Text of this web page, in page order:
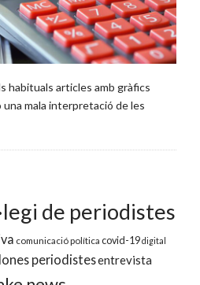
habituals articles amb gràfics
mala interpretació de les
de periodistes
comunicació política covid-19digital
periodistesentrevista